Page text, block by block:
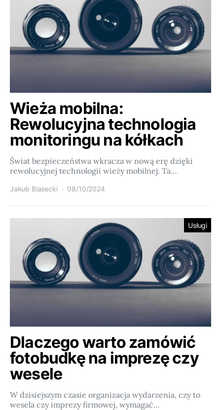
Wieża mobilna:
Rewolucyjna technologia
monitoringu na kółkach
Świat bezpieczeństwa wkracza w nową erę dzięki
rewolucyjnej technologii wieży mobilnej. Ta…
Jakub Biasecki 08/10/2024
Usługi
Dlaczego warto zamówić
fotobudkę na imprezę czy
wesele
W dzisiejszym czasie organizacja wydarzenia, czy to
wesela czy imprezy firmowej, wymagać…